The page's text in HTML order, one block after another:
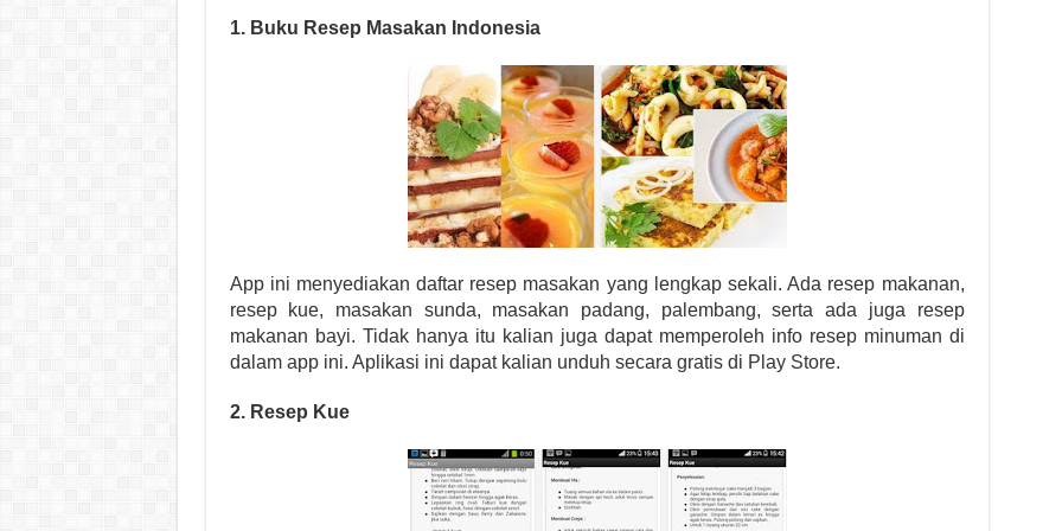
1. Buku Resep Masakan Indonesia
App ini menyediakan daftar resep masakan yang lengkap sekali. Ada resep makanan,
resep kue, masakan sunda, masakan padang, palembang, serta ada juga resep
makanan bayi. Tidak hanya itu kalian juga dapat memperoleh info resep minuman di
dalam app ini. Aplikasi ini dapat kalian unduh secara gratis di Play Store.
2. Resep Kue